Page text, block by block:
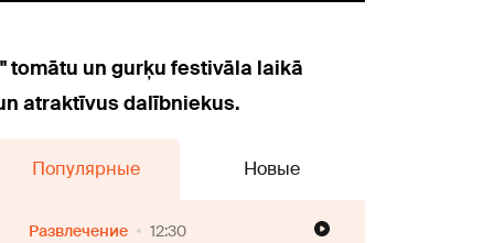
tomātu un gurķu festivāla laikā
atraktīvus dalībniekus.
Популярные Новые
Развлечение 12:30